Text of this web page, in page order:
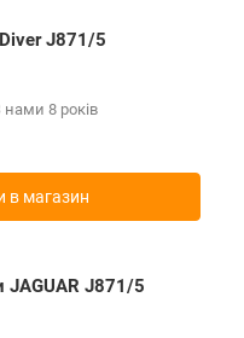
J871/5
нами 8 років
в магазин
JAGUAR J871/5